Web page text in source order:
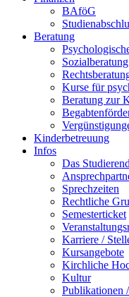
BAföG
Beratung
Sozialberatung
Kurse für
Beratung zur
Kinderbetreuung
Infos
Das
Sprechzeiten
Rechtliche
Semesterticket
Karriere /
Kursangebote
Kirchliche
Kultur
Publikationen